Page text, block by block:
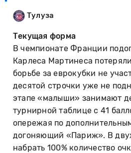
Тулуза
Текущая форма
В чемпионате Франции
Карлеса Мартинеса
борьбе за еврокубки не
десятой строчки уже не
этапе «малыши» занимают
турнирной таблице с 41
опережая по
догоняющий «Париж». В
набрать 100% количество